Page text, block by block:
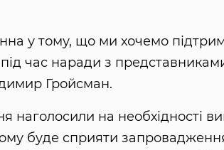
у тому, що ми хочемо
час наради з
Гройсман.
наголосили на необхідності
буде сприяти